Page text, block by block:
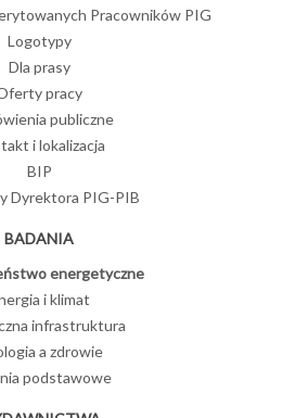
Pracowników PIG
Logotypy
Dla prasy
pracy
publiczne
i lokalizacja
BIP
Dyrektora PIG-PIB
BADANIA
energetyczne
i klimat
infrastruktura
a zdrowie
podstawowe